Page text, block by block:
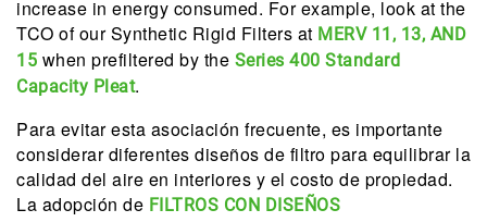
increase in energy consumed. For example, look at the
TCO of our Synthetic Rigid Filters at MERV 11, 13, AND
15 when prefiltered by the Series 400 Standard
Capacity Pleat.
Para evitar esta asociación frecuente, es importante
considerar diferentes diseños de filtro para equilibrar la
calidad del aire en interiores y el costo de propiedad.
La adopción de FILTROS CON DISEÑOS